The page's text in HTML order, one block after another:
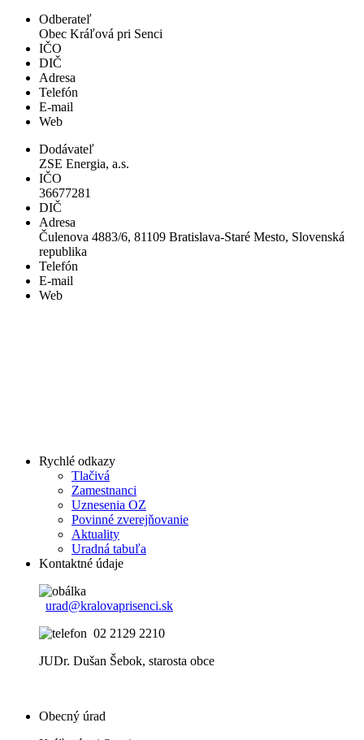
Odberateľ
Obec Kráľová pri Senci
IČO
DIČ
Adresa
Telefón
E-mail
Web
Dodávateľ
ZSE Energia, a.s.
IČO
36677281
DIČ
Adresa
Čulenova 4883/6, 81109 Bratislava-Staré Mesto, Slovenská
republika
Telefón
E-mail
Web
Rychlé odkazy
Tlačivá
Zamestnanci
Uznesenia OZ
Povinné zverejňovanie
Aktuality
Uradná tabuľa
Kontaktné údaje
urad@kralovaprisenci.sk
02 2129 2210
JUDr. Dušan Šebok, starosta obce
Obecný úrad